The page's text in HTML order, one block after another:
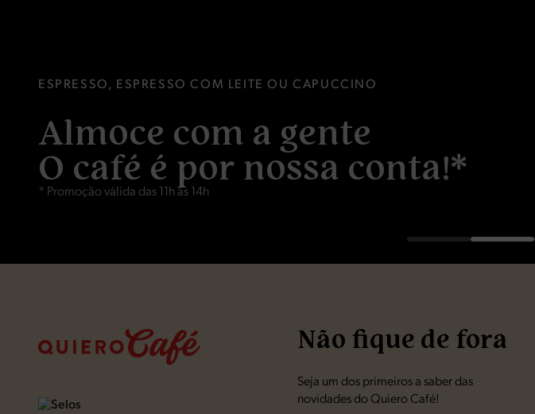
ESPRESSO, ESPRESSO COM LEITE OU CAPUCCINO
Almoce com a gente
O café é por nossa conta!*
* Promoção válida das 11h às 14h
Não fique de fora
Seja um dos primeiros a saber das
novidades do Quiero Café!